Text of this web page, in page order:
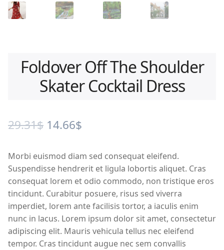
Foldover Off The Shoulder
Skater Cocktail Dress
29.31$ Original
was:
29.31$.
14.66$
is:
14.66$.
Morbi euismod diam sed consequat eleifend.
Suspendisse hendrerit et ligula lobortis aliquet. Cras
consequat lorem et odio commodo, non tristique eros
tincidunt. Curabitur posuere, risus sed viverra
imperdiet, lorem ante facilisis tortor, a iaculis enim
nunc in lacus. Lorem ipsum dolor sit amet, consectetur
adipiscing elit. Mauris vehicula tellus nec eleifend
tempor. Cras tincidunt augue nec sem convallis